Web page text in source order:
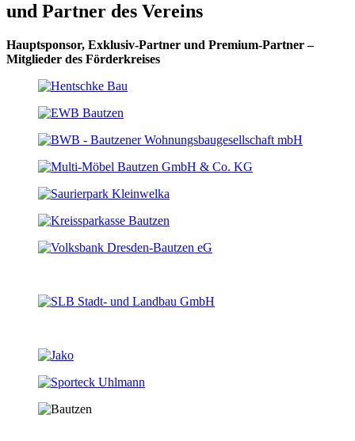
und Partner des Vereins
Hauptsponsor, Exklusiv-Partner und Premium-Partner –
Mitglieder des Förderkreises